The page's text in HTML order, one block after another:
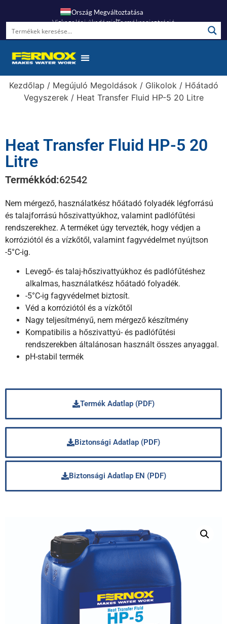
Ország Megváltoztatása
Vízkezelési AkadémiaTermékregisztráció
Kezdőlap / Megújuló Megoldások/ Glikolok/ Hőátadó
Vegyszerek/ Heat Transfer Fluid HP-5 20 Litre
Heat Transfer Fluid HP-5 20
Litre
Termékkód:62542
Nem mérgező, használatkész hőátadó folyadék légforrású
és talajforrású hőszivattyúkhoz, valamint padlófűtési
rendszerekhez. A terméket úgy tervezték, hogy védjen a
korróziótól és a vízkőtől, valamint fagyvédelmet nyújtson
-5°C-ig.
Levegő- és talaj-hőszivattyúkhoz és padlófűtéshez
alkalmas, használatkész hőátadó folyadék.
-5°C-ig fagyvédelmet biztosít.
Véd a korróziótól és a vízkőtől
Nagy teljesítményű, nem mérgező készítmény
Kompatibilis a hőszivattyú- és padlófűtési
rendszerekben általánosan használt összes anyaggal.
pH-stabil termék
Termék Adatlap (PDF)
Biztonsági Adatlap (PDF)
Biztonsági Adatlap EN (PDF)